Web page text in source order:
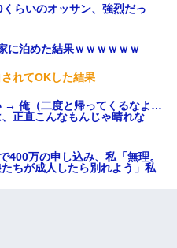
らいのオッサン、強烈だっ
に泊めた結果ｗｗｗｗｗｗ
されてOKした結果
→ 俺（二度と帰ってくるなよ…
正直こんなもんじゃ晴れな
400万の申し込み、私「無理。
ちが成人したら別れよう」私